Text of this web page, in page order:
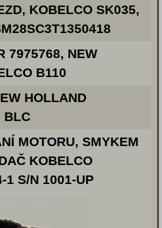
KOBELCO SK035,
7975768, NEW
B110
HOLLAND
BLC
MOTORU, SMYKEM
KOBELCO
1 S/N 1001-UP